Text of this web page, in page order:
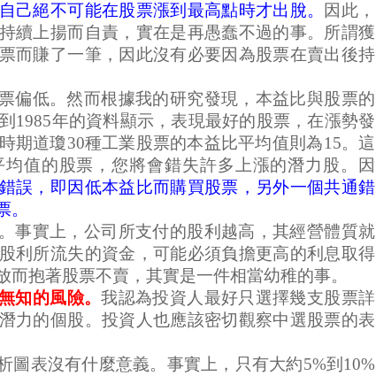
絕不可能在股票漲到最高點時才出脫。
因此，
續上揚而自責，實在是再愚蠢不過的事。所謂獲
而賺了一筆，因此沒有必要因為股票在賣出後持
偏低。然而根據我的研究發現，本益比與股票的
1985年的資料顯示，表現最好的股票，在漲勢發
期道瓊30種工業股票的本益比平均值則為15。這
值的股票，您將會錯失許多上漲的潛力股。因
誤，即因低本益比而購買股票，另外一個共通錯
事實上，公司所支付的股利越高，其經營體質就
利所流失的資金，可能必須負擔更高的利息取得
抱著股票不賣，其實是一件相當幼稚的事。
知的風險。我認為投資人最好只選擇幾支股票詳
力的個股。投資人也應該密切觀察中選股票的表
圖表沒有什麼意義。事實上，只有大約5%到 10%